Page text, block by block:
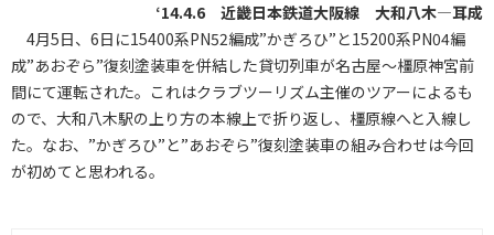
‘14.4.6 近畿日本鉄道大阪線 大和八木―耳成
4月5日、6日に15400系PN52編成”かぎろひ”と15200系PN04編
成”あおぞら”復刻塗装車を併結した貸切列車が名古屋～橿原神宮前
間にて運転された。これはクラブツーリズム主催のツアーによるも
ので、大和八木駅の上り方の本線上で折り返し、橿原線へと入線し
た。なお、”かぎろひ”と”あおぞら”復刻塗装車の組み合わせは今回
が初めてと思われる。